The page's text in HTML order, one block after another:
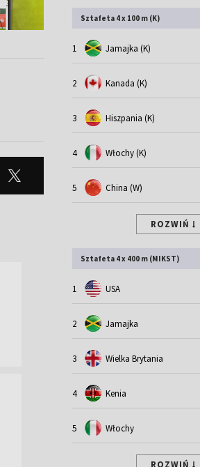
Sztafeta 4 x 100 m (K)
1 Jamajka (K)
2 Kanada (K)
3 Hiszpania (K)
4 Włochy (K)
5 China (W)
ROZWIŃ
Sztafeta 4 x 400 m (MIKST)
1 USA
2 Jamajka
3 Wielka Brytania
4 Kenia
5 Włochy
ROZWIŃ